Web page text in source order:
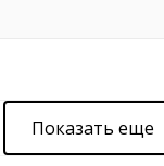
Показать еще